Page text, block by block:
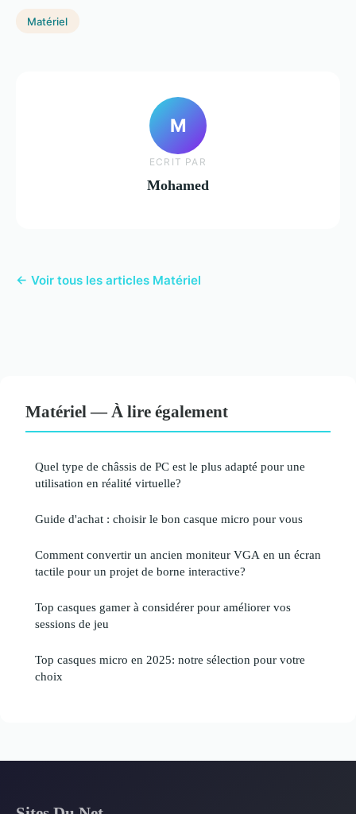
Matériel
M
ECRIT PAR
Mohamed
← Voir tous les articles Matériel
Matériel — À lire également
Quel type de châssis de PC est le plus adapté pour une
utilisation en réalité virtuelle?
Guide d'achat : choisir le bon casque micro pour vous
Comment convertir un ancien moniteur VGA en un écran
tactile pour un projet de borne interactive?
Top casques gamer à considérer pour améliorer vos
sessions de jeu
Top casques micro en 2025: notre sélection pour votre
choix